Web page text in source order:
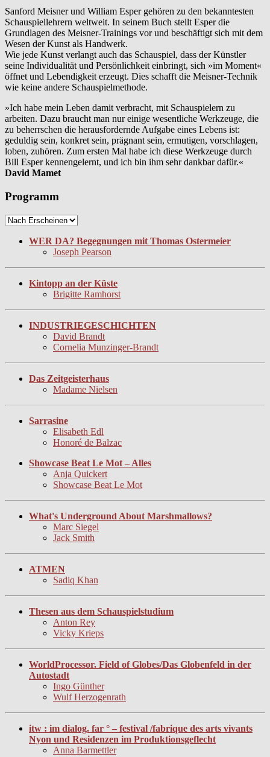
Sanford Meisner und William Esper gehören zu den bekanntesten
Schauspiellehrern weltweit. In seinem Buch stellt Esper die
Grundlagen des Meisner-Trainings vor und beschäftigt sich mit dem
Wesen der Kunst als Handwerk.
Wie jede Kunst verlangt auch das Schauspiel, dass der Künstler
seine Individualität und Persönlichkeit einbringt, sich »im Moment«
öffnet und Lebendigkeit erzeugt. Dies schafft die Meisner-Technik
wie keine andere Schauspielmethode.
»Ich habe mein Leben damit verbracht, mit Schauspielern zu
arbeiten. Dazu braucht man nur einige wesentliche Werkzeuge, die
zu beherrschen die herausfordernde Aufgabe eines Lebens ist:
geduldig sein, konkret sein, prägnant sein, ermutigen, vorschlagen,
loben, zuhören. Zum ersten Mal habe ich diese Werkzeuge durch
Bill Esper kennengelernt, und ich bin ihm sehr dankbar dafür.«
David Mamet
Programm
WER DA? Begegnungen mit Thomas Ostermeier
Joseph Pearson
Kintopp an der Küste
Brigitte Ramhorst
INDUSTRIEGESCHICHTEN
David Brandt
Cornelia Munzinger-Brandt
Das Zeitgeisterhaus
Madame Nielsen
Sarrasine
Elisabeth Edl
Honoré de Balzac
Showcase Beat Le Mot – Alles
Anja Quickert
Showcase Beat Le Mot
What's Underground About Marshmallows?
Marc Siegel
Jack Smith
ATMEN
Sadiq Khan
Thesen aus dem Schauspielstudium
Anton Rey
Vicky Krieps
WorldProcessor. Field of Globes/Das Globenfeld in der
Autostadt
Ingo Günther
Wulf Herzogenrath
itw : im dialog. far ° – festival /fabrique des arts vivants
Nyon und Residenzen im Produktionsgeflecht
Anna Barmettler